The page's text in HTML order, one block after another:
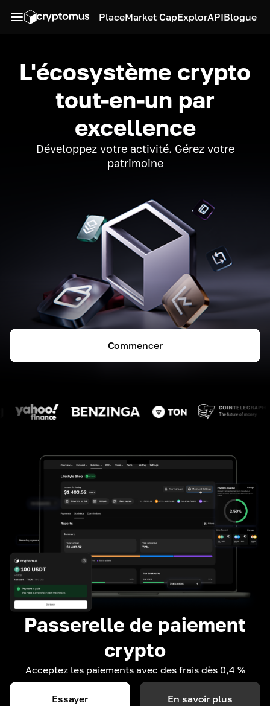
PlaceMarket CapExplorAPIBlogue
L'écosystème crypto
tout-en-un par
excellence
Développez votre activité. Gérez votre
patrimoine
Commencer
Passerelle de paiement
crypto
Acceptez les paiements avec des frais dès 0,4 %
Essayer En savoir plus